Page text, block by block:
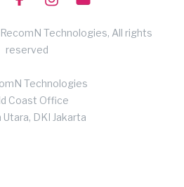
Technologies, All rights
reserved
Technologies
Coast Office
Utara, DKI Jakarta